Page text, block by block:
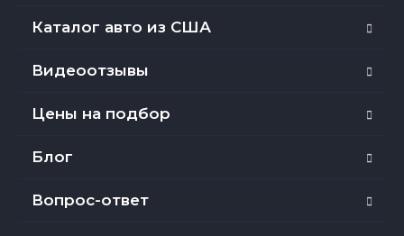
Каталог авто из США
Видеоотзывы
Цены на подбор
Блог
Вопрос-ответ